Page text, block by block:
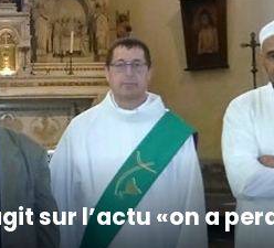
sur l’actu «on a